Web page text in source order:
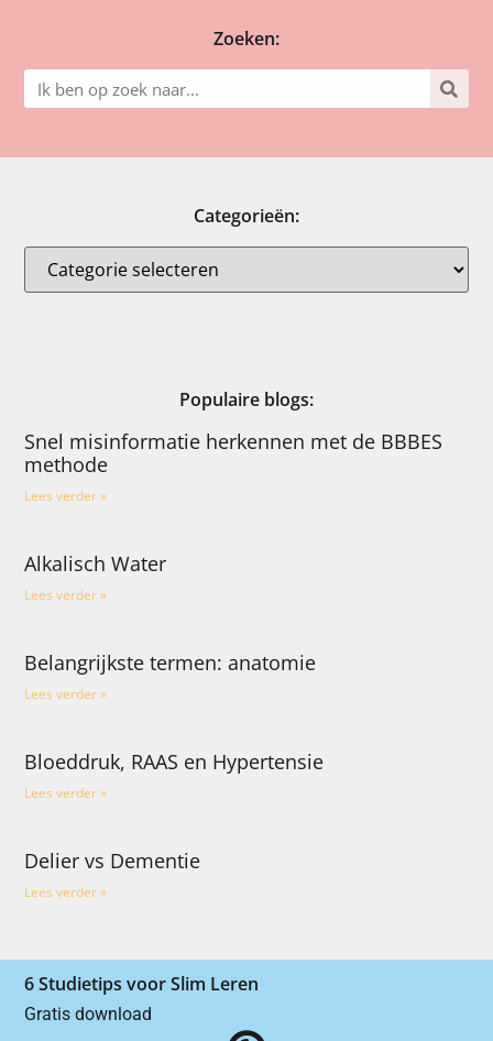
Zoeken:
Categorieën:
Populaire blogs:
Snel misinformatie herkennen met de BBBES
methode
Lees verder »
Alkalisch Water
Lees verder »
Belangrijkste termen: anatomie
Lees verder »
Bloeddruk, RAAS en Hypertensie
Lees verder »
Delier vs Dementie
Lees verder »
6 Studietips voor Slim Leren
Gratis download